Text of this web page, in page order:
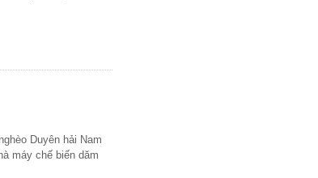
Duyên hải Nam
máy chế biến dăm